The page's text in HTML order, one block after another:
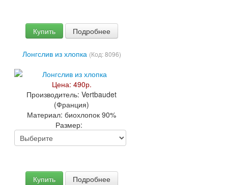
Купить Подробнее
Лонгслив из хлопка (Код:8096)
Цена: 490р.
Производитель:Vertbaudet
(Франция)
Материал: биохлопок 90%
Размер:
Купить Подробнее